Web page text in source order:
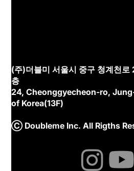
(주)더블미 서울시 중구 청계천로
층
24, Cheonggyecheon-ro,
of Korea(13F)
Ⓒ Doubleme Inc. All Rigths